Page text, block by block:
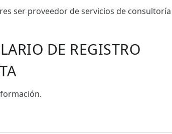
ser proveedor de servicios de
DE REGISTRO